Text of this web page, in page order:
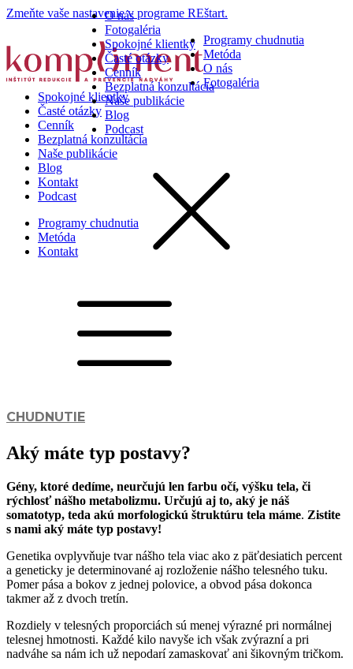
Zmeňte vaše nastavenie v programe REštart.
Programy chudnutia
Metóda
O nás
Fotogaléria
Spokojné klientky
Časté otázky
Cenník
Bezplatná konzultácia
Naše publikácie
Blog
Kontakt
Podcast
Programy chudnutia
Metóda
Kontakt
O nás
Fotogaléria
Spokojné klientky
Časté otázky
Cenník
Bezplatná konzultácia
Naše publikácie
Blog
Podcast
CHUDNUTIE
Aký máte typ postavy?
Gény, ktoré dedíme, neurčujú len farbu očí, výšku tela, či
rýchlosť nášho metabolizmu. Určujú aj to, aký je náš
somatotyp, teda akú morfologickú štruktúru tela máme. Zistite
s nami aký máte typ postavy!
Genetika ovplyvňuje tvar nášho tela viac ako z päťdesiatich percent
a geneticky je determinované aj rozloženie nášho telesného tuku.
Pomer pása a bokov z jednej polovice, a obvod pása dokonca
takmer až z dvoch tretín.
Rozdiely v telesných proporciách sú menej výrazné pri normálnej
telesnej hmotnosti. Každé kilo navyše ich však zvýrazní a pri
nadváhe sa nám ich už nepodarí zamaskovať ani šikovným tričkom.